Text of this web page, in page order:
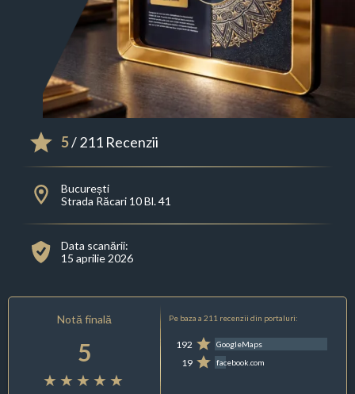
5/ 211 Recenzii
București
Strada Răcari 10 Bl. 41
Data scanării:
15 aprilie 2026
Notă finală
5
Pe baza a 211 recenzii din portaluri:
192 GoogleMaps
19 facebook.com